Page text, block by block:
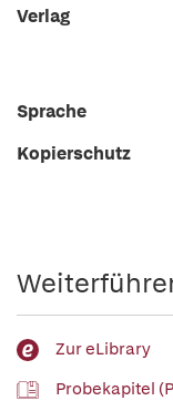
Verlag
Sprache
Kopierschutz
Zur eLibrary
Probekapitel